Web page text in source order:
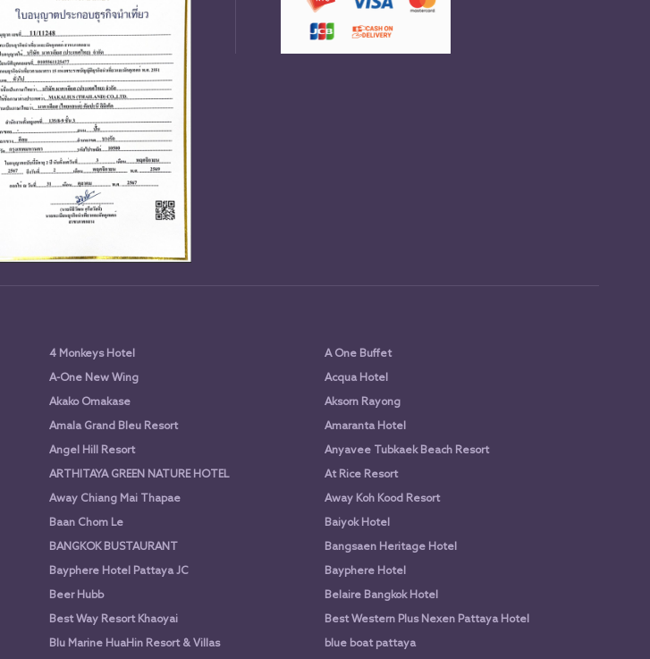
4 Monkeys Hotel
A One Buffet
A-One New Wing
Acqua Hotel
Akako Omakase
Aksorn Rayong
Amala Grand Bleu Resort
Amaranta Hotel
Angel Hill Resort
Anyavee Tubkaek Beach Resort
ARTHITAYA GREEN NATURE HOTEL
At Rice Resort
Away Chiang Mai Thapae
Away Koh Kood Resort
Baan Chom Le
Baiyok Hotel
BANGKOK BUSTAURANT
Bangsaen Heritage Hotel
Bayphere Hotel Pattaya JC
Bayphere Hotel
Beer Hubb
Belaire Bangkok Hotel
Best Way Resort Khaoyai
Best Western Plus Nexen Pattaya Hotel
Blu Marine HuaHin Resort & Villas
blue boat pattaya